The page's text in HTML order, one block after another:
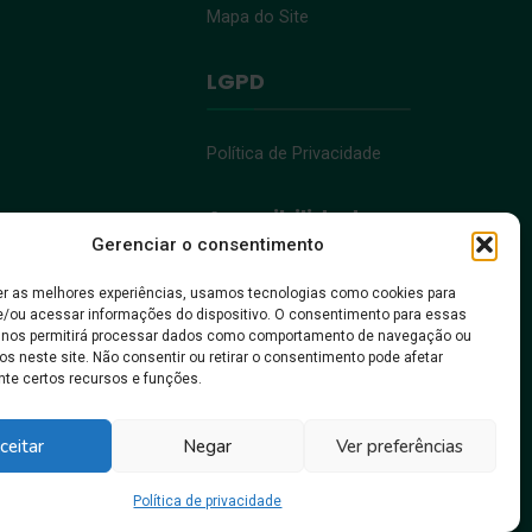
Gerenciar o consentimento
as melhores experiências, usamos tecnologias como cookies para
ou acessar informações do dispositivo. O consentimento para essas
permitirá processar dados como comportamento de navegação ou
neste site. Não consentir ou retirar o consentimento pode afetar
certos recursos e funções.
Negar Ver preferências
Política de privacidade
Mapa do Site
LGPD
Política de Privacidade
Acessibilidade
Acessibilidade
pra gente crescer!